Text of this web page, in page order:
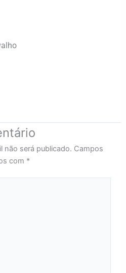
não será publicado. Campos
com *